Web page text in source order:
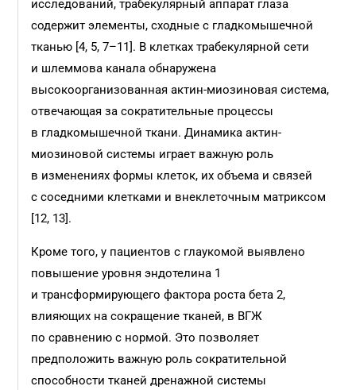
исследований, трабекулярный аппарат глаза
содержит элементы, сходные с гладкомышечной
тканью [4, 5, 7–11]. В клетках трабекулярной сети
и шлеммова канала обнаружена
высокоорганизованная актин-миозиновая система,
отвечающая за сократительные процессы
в гладкомышечной ткани. Динамика актин-
миозиновой системы играет важную роль
в изменениях формы клеток, их объема и связей
с соседними клетками и внеклеточным матриксом
[12, 13].
Кроме того, у пациентов с глаукомой выявлено
повышение уровня эндотелина 1
и трансформирующего фактора роста бета 2,
влияющих на сокращение тканей, в ВГЖ
по сравнению с нормой. Это позволяет
предположить важную роль сократительной
способности тканей дренажной системы